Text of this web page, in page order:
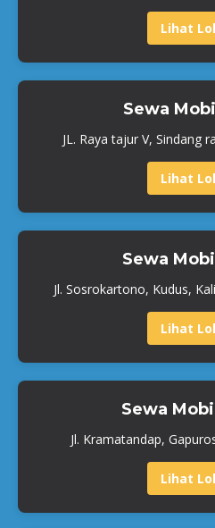
Lihat
Sewa
JL. Raya tajur V, Sindang
Lihat
Sewa
Jl. Sosrokartono, Kudus,
Lihat
Sewa
Jl. Kramatandap,
Lihat